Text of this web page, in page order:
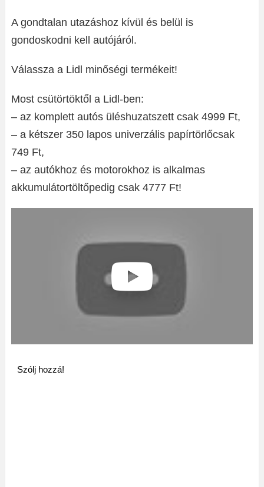
A gondtalan utazáshoz kívül és belül is
gondoskodni kell autójáról.
Válassza a Lidl minőségi termékeit!
Most csütörtöktől a Lidl-ben:
– az komplett autós üléshuzatszett csak 4999 Ft,
– a kétszer 350 lapos univerzális papírtörlőcsak
749 Ft,
– az autókhoz és motorokhoz is alkalmas
akkumulátortöltőpedig csak 4777 Ft!
Szólj hozzá!